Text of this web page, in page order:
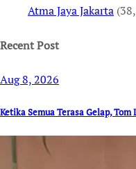
Atma Jaya Jakarta
Recent Post
Aug 8, 2026
Ketika Semua Terasa Gelap,